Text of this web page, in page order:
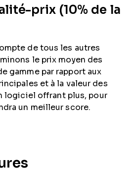
prix (10% de la
de tous les autres
le prix moyen des
gamme par rapport aux
et à la valeur des
logiciel offrant plus, pour
un meilleur score.